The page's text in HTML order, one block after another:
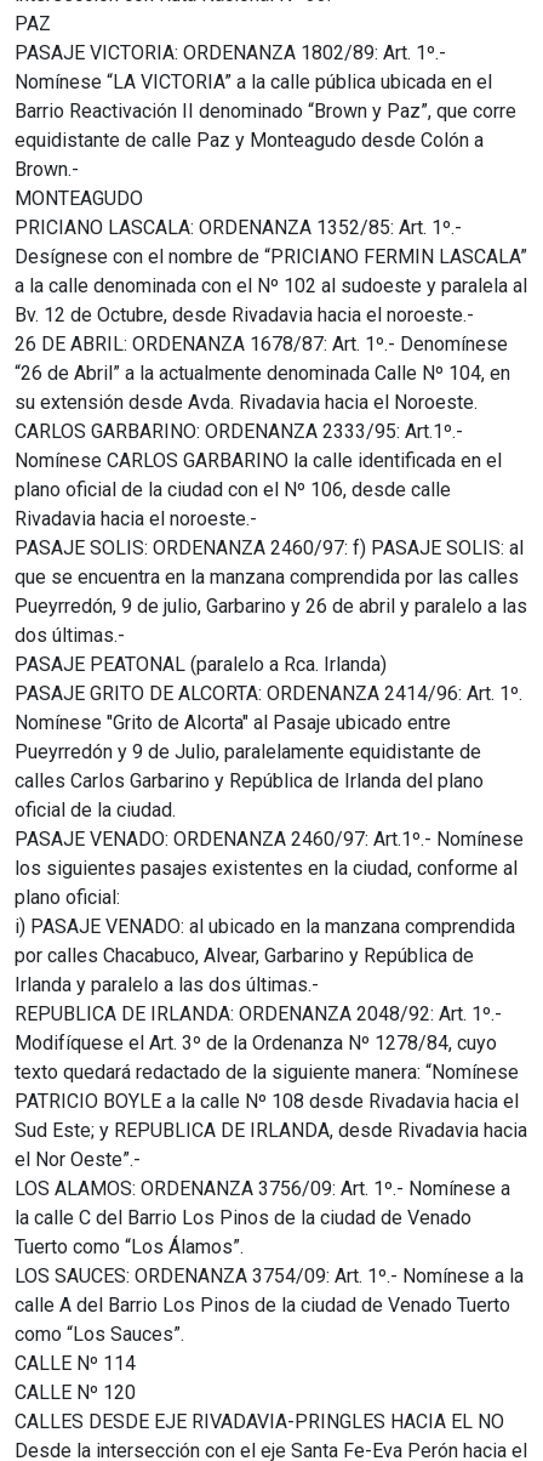
PAZ
PASAJE VICTORIA: ORDENANZA 1802/89: Art. 1º.-
Nomínese “LA VICTORIA” a la calle pública ubicada en el
Barrio Reactivación II denominado “Brown y Paz”, que corre
equidistante de calle Paz y Monteagudo desde Colón a
Brown.-
MONTEAGUDO
PRICIANO LASCALA: ORDENANZA 1352/85: Art. 1º.-
Desígnese con el nombre de “PRICIANO FERMIN LASCALA”
a la calle denominada con el Nº 102 al sudoeste y paralela al
Bv. 12 de Octubre, desde Rivadavia hacia el noroeste.-
26 DE ABRIL: ORDENANZA 1678/87: Art. 1º.- Denomínese
“26 de Abril” a la actualmente denominada Calle Nº 104, en
su extensión desde Avda. Rivadavia hacia el Noroeste.
CARLOS GARBARINO: ORDENANZA 2333/95: Art.1º.-
Nomínese CARLOS GARBARINO la calle identificada en el
plano oficial de la ciudad con el Nº 106, desde calle
Rivadavia hacia el noroeste.-
PASAJE SOLIS: ORDENANZA 2460/97: f) PASAJE SOLIS: al
que se encuentra en la manzana comprendida por las calles
Pueyrredón, 9 de julio, Garbarino y 26 de abril y paralelo a las
dos últimas.-
PASAJE PEATONAL (paralelo a Rca. Irlanda)
PASAJE GRITO DE ALCORTA: ORDENANZA 2414/96: Art. 1º.
Nomínese "Grito de Alcorta" al Pasaje ubicado entre
Pueyrredón y 9 de Julio, paralelamente equidistante de
calles Carlos Garbarino y República de Irlanda del plano
oficial de la ciudad.
PASAJE VENADO: ORDENANZA 2460/97: Art.1º.- Nomínese
los siguientes pasajes existentes en la ciudad, conforme al
plano oficial:
i) PASAJE VENADO: al ubicado en la manzana comprendida
por calles Chacabuco, Alvear, Garbarino y República de
Irlanda y paralelo a las dos últimas.-
REPUBLICA DE IRLANDA: ORDENANZA 2048/92: Art. 1º.-
Modifíquese el Art. 3º de la Ordenanza Nº 1278/84, cuyo
texto quedará redactado de la siguiente manera: “Nomínese
PATRICIO BOYLE a la calle Nº 108 desde Rivadavia hacia el
Sud Este; y REPUBLICA DE IRLANDA, desde Rivadavia hacia
el Nor Oeste”.-
LOS ALAMOS: ORDENANZA 3756/09: Art. 1º.- Nomínese a
la calle C del Barrio Los Pinos de la ciudad de Venado
Tuerto como “Los Álamos”.
LOS SAUCES: ORDENANZA 3754/09: Art. 1º.- Nomínese a la
calle A del Barrio Los Pinos de la ciudad de Venado Tuerto
como “Los Sauces”.
CALLE Nº 114
CALLE Nº 120
CALLES DESDE EJE RIVADAVIA-PRINGLES HACIA EL NO
Desde la intersección con el eje Santa Fe-Eva Perón hacia el